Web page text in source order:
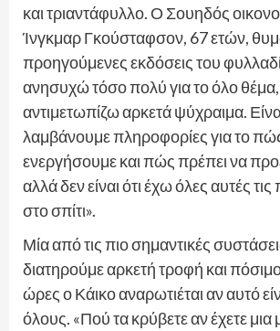
και τριαντάφυλλο. Ο Σουηδός
Ίνγκμαρ Γκούσταφσον, 67 ετών,
προηγούμενες εκδόσεις του
ανησυχώ τόσο πολύ για το όλο
αντιμετωπίζω αρκετά ψύχραιμα.
λαμβάνουμε πληροφορίες για το
ενεργήσουμε και πώς πρέπει να
αλλά δεν είναι ότι έχω όλες αυτές
στο σπίτι».
Μία από τις πιο σημαντικές
διατηρούμε αρκετή τροφή και
ώρες ο Κάικο αναρωτιέται αν αυτό
όλους. «Πού τα κρύβετε αν έχετε μια